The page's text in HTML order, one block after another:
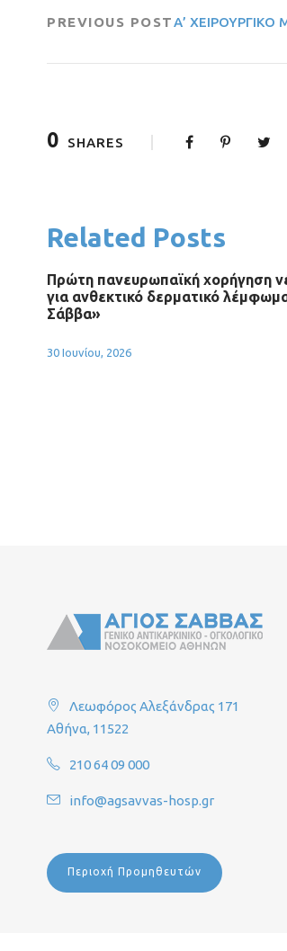
PREVIOUS POSTΑ’
0 SHARES
Related Posts
Πρώτη πανευρωπαϊκή χορήγηση
για ανθεκτικό δερματικό
Σάββα»
30 Ιουνίου, 2026
Λεωφόρος Αλεξάνδρας 171
Αθήνα, 11522
210 64 09 000
info@agsavvas-hosp.gr
Περιοχή Προμηθευτών